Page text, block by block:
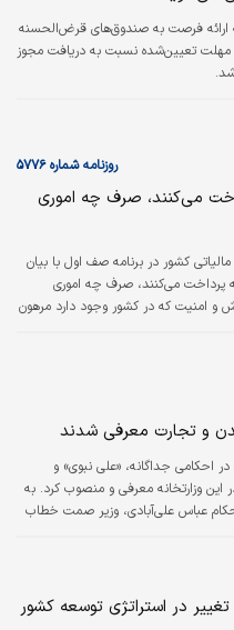
ارائه فرصت به صندوق‌های قرض‌الحسنه
مهلت تعیین‌شده نسبت به دریافت مجوز
روزنامه شماره ۵۷۷۶
می‌کنند، صرف چه اموری
کشور در برنامه صف اول با بیان
که پرداخت می‌کنند، صرف چه اموری
امنیت که در کشور وجود دارد مرهون
و تجارت معرفی شدند
احکامی جداگانه، «علی نبوی» و
این وزارتخانه معرفی و منصوب کرد. به
عباس علی‌‌‌آبادی، وزیر صمت خطاب
وزیر منصوب می‌‌‌شوید. انتظار می‌رود
در وزارت صنعت، معدن و تجارت و
و با بهره‌‌‌گیری از…
در استراتژی توسعه‌ کشور